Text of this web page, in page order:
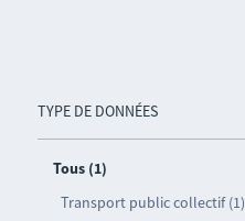
TYPE DE DONNÉES
Tous (1)
Transport public collectif (1)